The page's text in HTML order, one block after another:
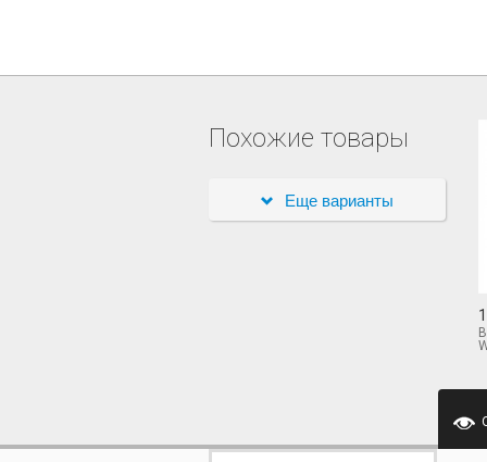
Похожие товары
Еще варианты